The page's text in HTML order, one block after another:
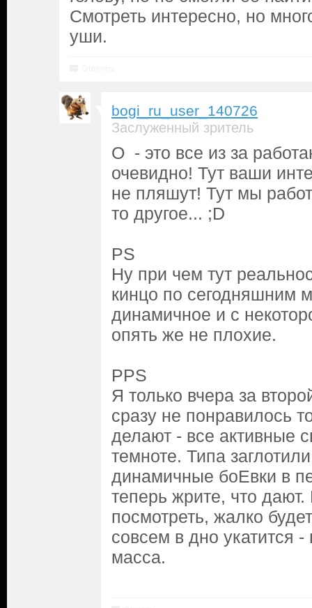
Смотреть интересно, но
уши.
bogi_ru_user_140726
Заслуженный зритель
О - это все из за
очевидно! Тут ваши
не пляшут! Тут мы
то другое... ;D
PS
Ну при чем тут
кинцо по сегодняшним
динамичное и с
опять же не плохие.
PPS
Я только вчера за
сразу не понравилось
делают - все активные
темноте. Типа
динамичные боЕвки в
теперь жрите, что
посмотреть, жалко
совсем в дно укатится
масса.